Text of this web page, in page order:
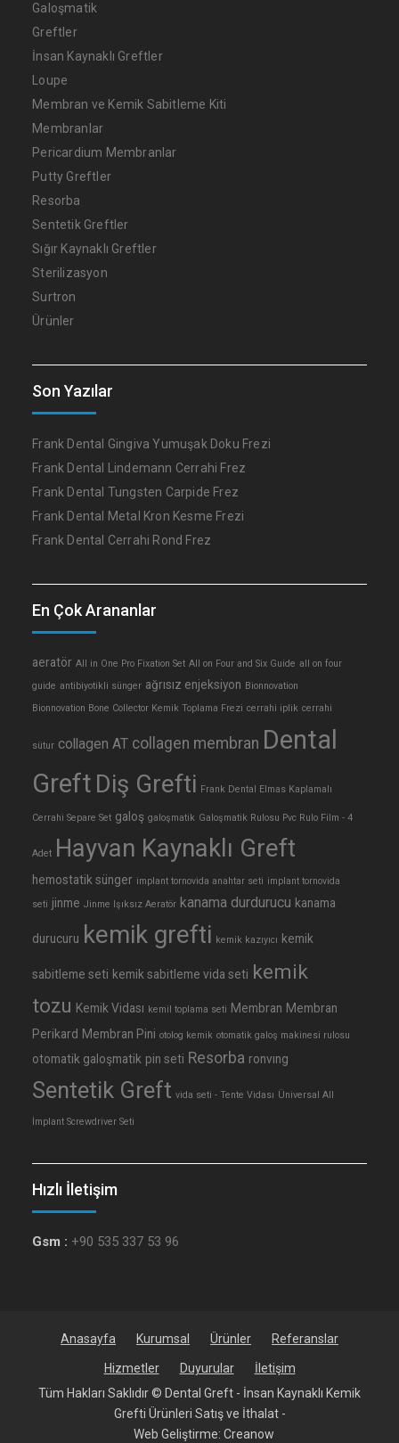
Galoşmatik
Greftler
İnsan Kaynaklı Greftler
Loupe
Membran ve Kemik Sabitleme Kiti
Membranlar
Pericardium Membranlar
Putty Greftler
Resorba
Sentetik Greftler
Sığır Kaynaklı Greftler
Sterilizasyon
Surtron
Ürünler
Son Yazılar
Frank Dental Gingiva Yumuşak Doku Frezi
Frank Dental Lindemann Cerrahi Frez
Frank Dental Tungsten Carpide Frez
Frank Dental Metal Kron Kesme Frezi
Frank Dental Cerrahi Rond Frez
En Çok Arananlar
aeratör All in One Pro Fixation Set All on Four and Six Guide all on four
guide antibiyotikli sünger ağrısız enjeksiyon Bionnovation
Bionnovation Bone Collector Kemik Toplama Frezi cerrahi iplik cerrahi
sütur collagen AT collagen membran Dental
Greft Diş Grefti Frank Dental Elmas Kaplamalı
Cerrahi Separe Set galoş galoşmatik Galoşmatik Rulosu Pvc Rulo Film - 4
Adet Hayvan Kaynaklı Greft
hemostatik sünger implant tornovida anahtar seti implant tornovida
seti jinme Jinme Işıksız Aeratör kanama durdurucu kanama
durucuru kemik grefti kemik kazıyıcı kemik
sabitleme seti kemik sabitleme vida seti kemik
tozu Kemik Vidası kemil toplama seti Membran Membran
Perikard Membran Pini otolog kemik otomatik galoş makinesi rulosu
otomatik galoşmatik pin seti Resorba ronvıng
Sentetik Greft vida seti - Tente Vidası Üniversal All
İmplant Screwdriver Seti
Hızlı İletişim
Gsm : +90 535 337 53 96
Anasayfa Kurumsal Ürünler Referanslar
Hizmetler Duyurular
İletişim
Tüm Hakları Saklıdır © Dental Greft - İnsan Kaynaklı Kemik
Grefti Ürünleri Satış ve İthalat -
Web Geliştirme: Creanow